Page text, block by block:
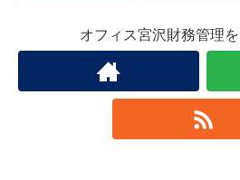
オフィス宮沢財務管理